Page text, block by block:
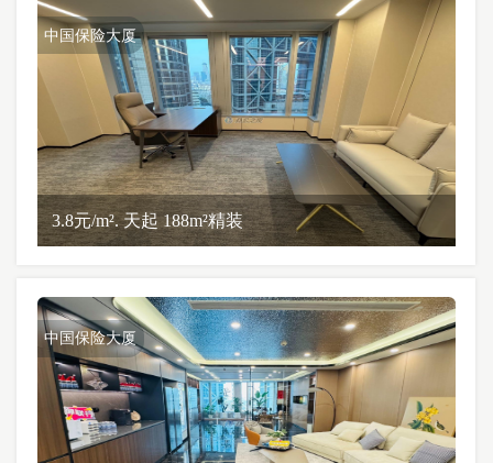
中国保险大厦
3.8元/m². 天起 188m²精装
中国保险大厦